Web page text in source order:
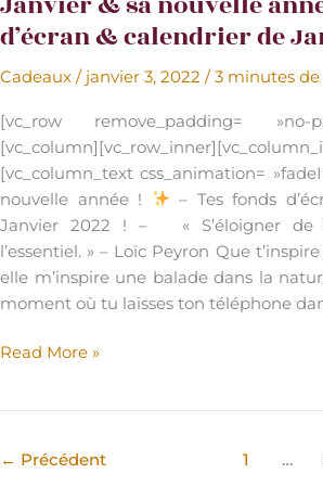
d’écran & calendrier de
Cadeaux / janvier 3, 2022 /3 minutes
[vc_row remove_padding= »no-
[vc_column_text css_animation=
nouvelle année !
– Tes fonds
Janvier 2022 ! – « S’éloigner de
l’essentiel. » – Loïc Peyron Que
elle m’inspire une balade dans la
moment où tu laisses ton téléphone
Janvier
année
Read More »
← Précédent 1 …